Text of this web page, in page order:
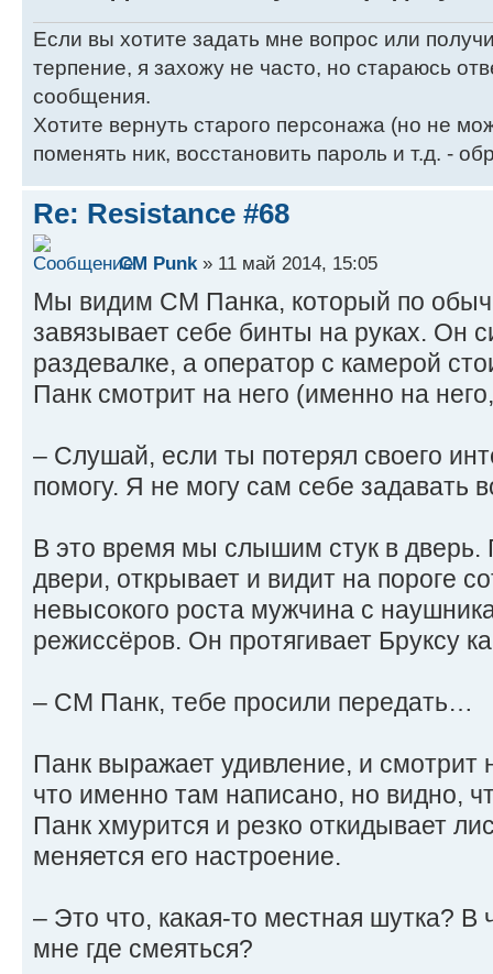
Если вы хотите задать мне вопрос или
терпение, я захожу не часто, но стараюсь
сообщения.
Хотите вернуть старого персонажа (но не
поменять ник, восстановить пароль и т.д. -
Re: Resistance #68
CM Punk» 11 май 2014, 15:05
Мы видим СМ Панка, который по
завязывает себе бинты на руках. Он
раздевалке, а оператор с камерой
Панк смотрит на него (именно на
– Слушай, если ты потерял своего
помогу. Я не могу сам себе задавать
В это время мы слышим стук в дверь.
двери, открывает и видит на пороге
невысокого роста мужчина с
режиссёров. Он протягивает Бруксу
– СМ Панк, тебе просили передать…
Панк выражает удивление, и
что именно там написано, но видно,
Панк хмурится и резко откидывает
меняется его настроение.
– Это что, какая-то местная шутка? В
мне где смеяться?